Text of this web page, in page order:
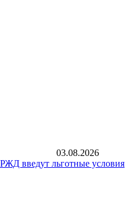
03.08.2026
введут льготные условия